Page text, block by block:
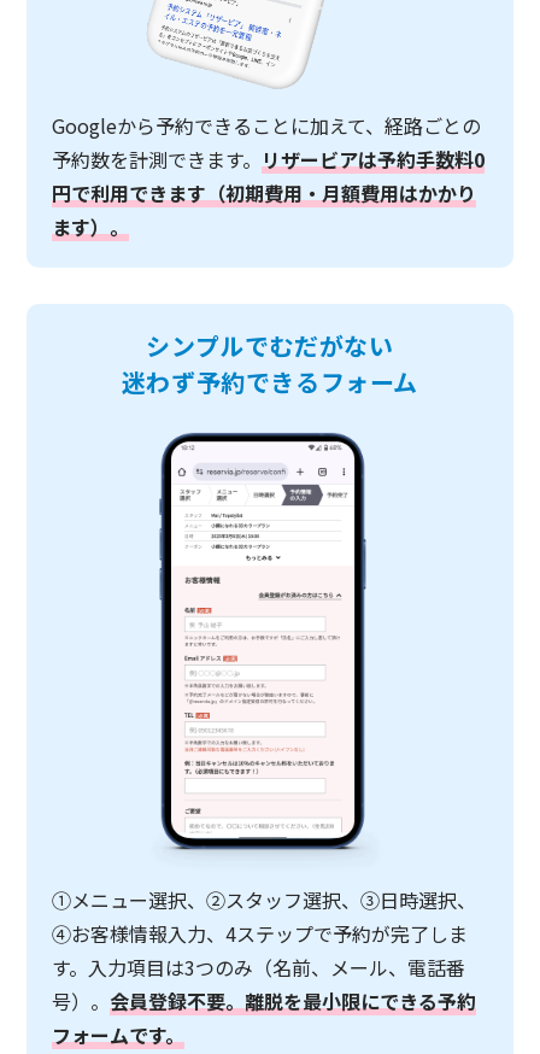
Googleから予約できることに加えて、経路ごとの
予約数を計測できます。 リザービアは予約手数料0
円で利用できます（初期費用・月額費用はかかり
ます）。
シンプルでむだがない
迷わず予約できるフォーム
①メニュー選択、②スタッフ選択、③日時選択、
④お客様情報入力、4ステップで予約が完了しま
す。入力項目は3つのみ（名前、メール、電話番
号）。 会員登録不要。離脱を最小限にできる予約
フォームです。